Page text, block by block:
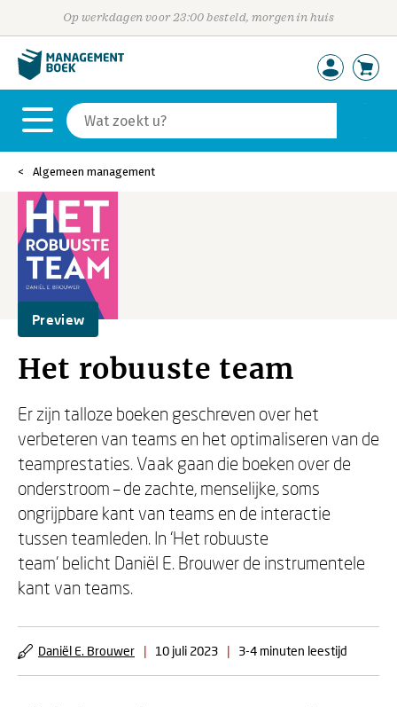
Op werkdagen voor 23:00 besteld, morgen in huis
Algemeen management
Preview
Het robuuste team
Er zijn talloze boeken geschreven over het
verbeteren van teams en het optimaliseren van de
teamprestaties. Vaak gaan die boeken over de
onderstroom – de zachte, menselijke, soms
ongrijpbare kant van teams en de interactie
tussen teamleden. In ‘Het robuuste
team’ belicht Daniël E. Brouwer de instrumentele
kant van teams.
Daniël E. Brouwer | 10 juli 2023 | 3-4 minuten leestijd